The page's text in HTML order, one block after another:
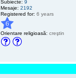
Subiecte: 9
Mesaje: 2192
Registered for: 6 years
6
Orientare religioasă: creştin